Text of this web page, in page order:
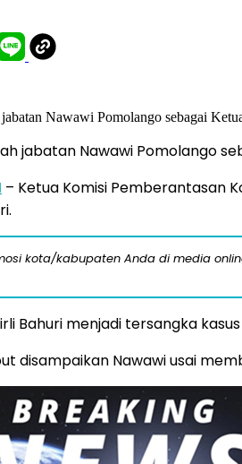
jabatan Nawawi Pomolango
– Ketua Komisi Pemberantasan
kota/kabupaten Anda di media
Bahuri menjadi tersangka
disampaikan Nawawi usai